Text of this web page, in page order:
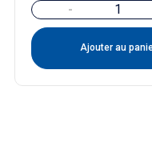
-
Ajouter au